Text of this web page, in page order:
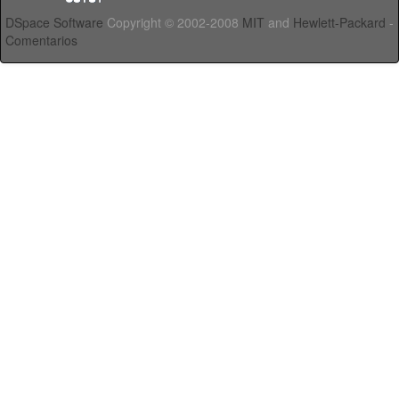
DSpace Software Copyright © 2002-2008 MIT and Hewlett-Packard -
Comentarios